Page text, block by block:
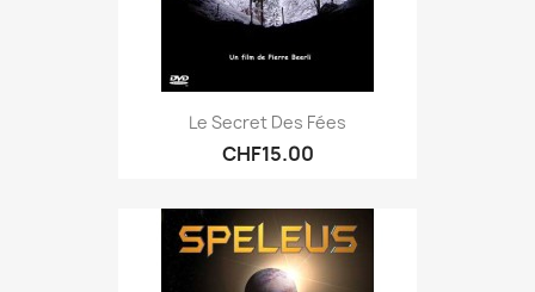
Le Secret Des Fées
CHF15.00